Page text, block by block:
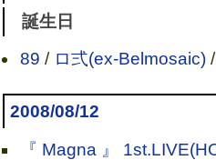
誕生日
89 / ロ弍(ex-Belmosaic)/
2008/08/12
『 Magna 』